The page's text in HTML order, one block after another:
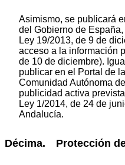
Asimismo, se publicará
del Gobierno de
Ley 19/2013, de 9 de
acceso a la información
de 10 de diciembre).
publicar en el Portal de
Comunidad Autónoma
publicidad activa
Ley 1/2014, de 24 de
Andalucía.
Décima. Protección